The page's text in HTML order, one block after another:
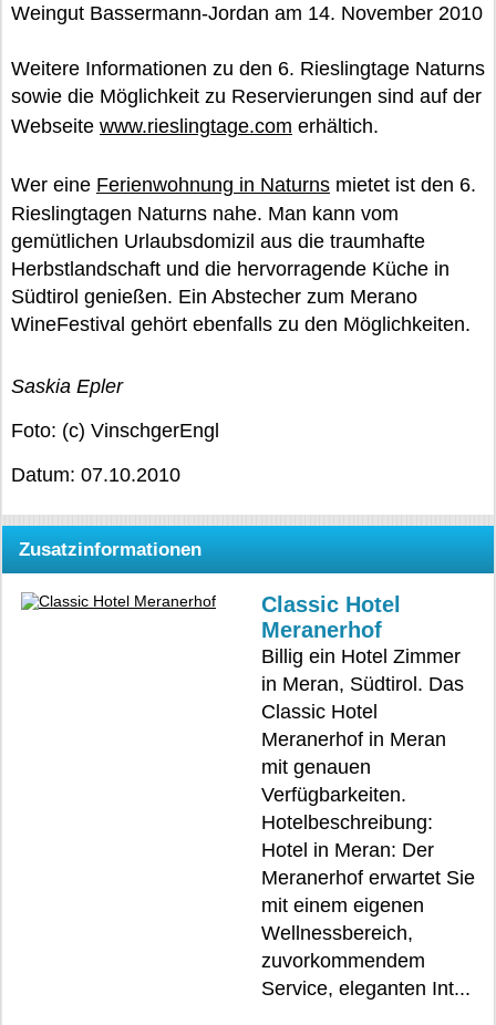
Weingut Bassermann-Jordan am 14. November 2010
Weitere Informationen zu den 6. Rieslingtage Naturns
sowie die Möglichkeit zu Reservierungen sind auf der
Webseite www.rieslingtage.com erhältich.
Wer eine Ferienwohnung in Naturns mietet ist den 6.
Rieslingtagen Naturns nahe. Man kann vom
gemütlichen Urlaubsdomizil aus die traumhafte
Herbstlandschaft und die hervorragende Küche in
Südtirol genießen. Ein Abstecher zum Merano
WineFestival gehört ebenfalls zu den Möglichkeiten.
Saskia Epler
Foto: (c) VinschgerEngl
Datum: 07.10.2010
Zusatzinformationen
Classic Hotel
Meranerhof
Billig ein Hotel Zimmer
in Meran, Südtirol. Das
Classic Hotel
Meranerhof in Meran
mit genauen
Verfügbarkeiten.
Hotelbeschreibung:
Hotel in Meran: Der
Meranerhof erwartet Sie
mit einem eigenen
Wellnessbereich,
zuvorkommendem
Service, eleganten Int...